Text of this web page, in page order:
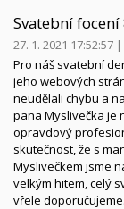
Svatební focení
27. 1. 2021 17:52:57 |
Pro náš svatební
jeho webových
neudělali chybu a
pana Myslivečka je
opravdový
skutečnost, že s
Myslivečkem jsme
velkým hitem, celý
vřele doporučujeme.